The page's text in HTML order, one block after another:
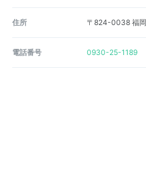
住所 〒824-0038 福岡
電話番号 0930-25-1189